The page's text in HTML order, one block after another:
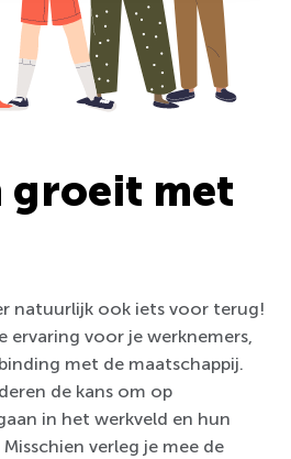
groeit met
natuurlijk ook iets voor terug!
ervaring voor je werknemers,
met de maatschappij.
de kans om op
in het werkveld en hun
verleg je mee de